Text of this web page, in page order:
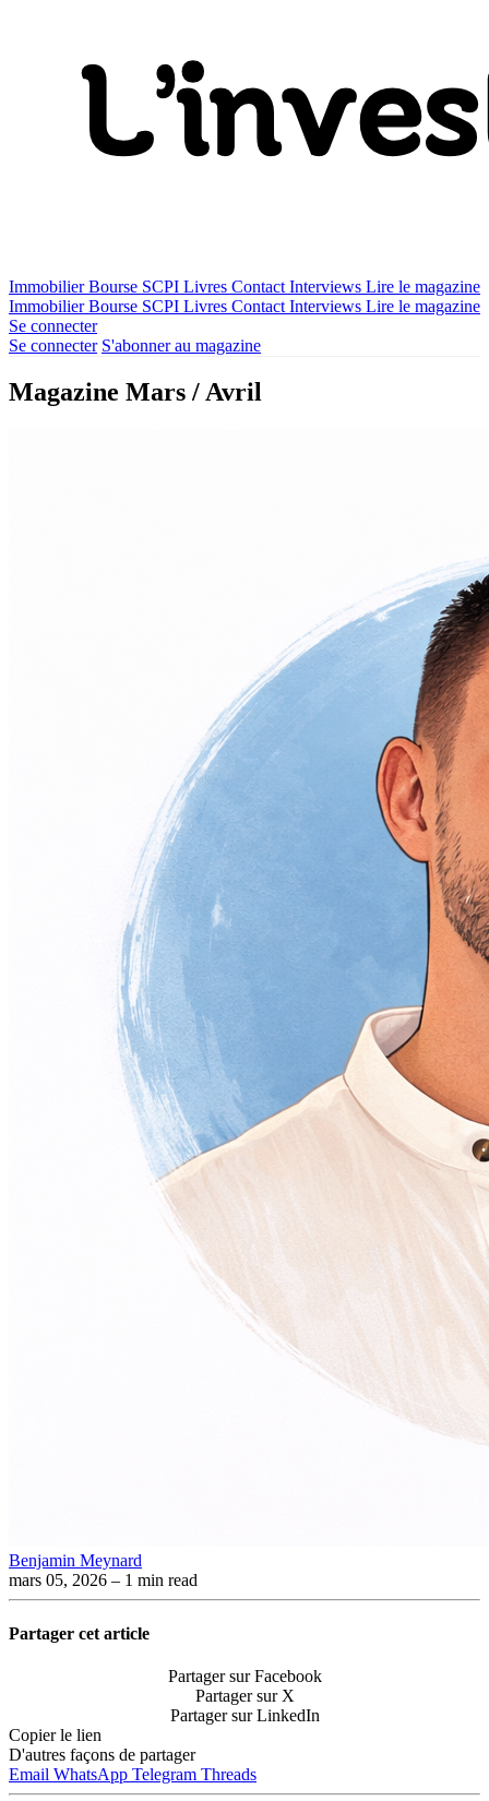
ImmobilierBourse SCPI Livres Contact Interviews Lire le magazine
ImmobilierBourse SCPI Livres Contact Interviews Lire le magazine
Se connecter
Se connecter S'abonner au magazine
Magazine Mars / Avril
Benjamin Meynard
mars 05, 2026 – 1 min read
Partager cet article
Partager sur Facebook
Partager sur X
Partager sur LinkedIn
Copier le lien
D'autres façons de partager
Email WhatsApp Telegram Threads